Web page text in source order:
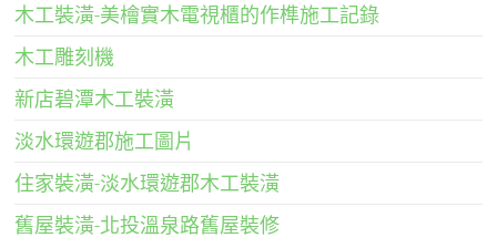
木工裝潢-美檜實木電視櫃的作榫施工記錄
木工雕刻機
新店碧潭木工裝潢
淡水環遊郡施工圖片
住家裝潢-淡水環遊郡木工裝潢
舊屋裝潢-北投溫泉路舊屋裝修